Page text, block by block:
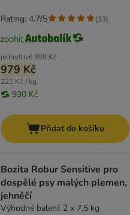
jednotlivě998 Kč
979 Kč
221 Kč / kg
930 Kč
Rating: 4.7/5 (13)
Přidat do košíku
Bozita Robur Sensitive pro
dospělé psy malých plemen,
jehněčí
Výhodné balení: 2 x 7,5 kg